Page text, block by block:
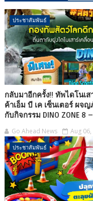
ประชาสัมพันธ์
กลับมาอีกครั้ง!! ทัพไดโนเ
ค้าเอ็ม บี เค เซ็นเตอร์ ผ
กับกิจกรรม DINO ZONE
Go Ahead News Aug
ประชาสัมพันธ์